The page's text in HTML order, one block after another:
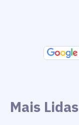
Mais Lidas